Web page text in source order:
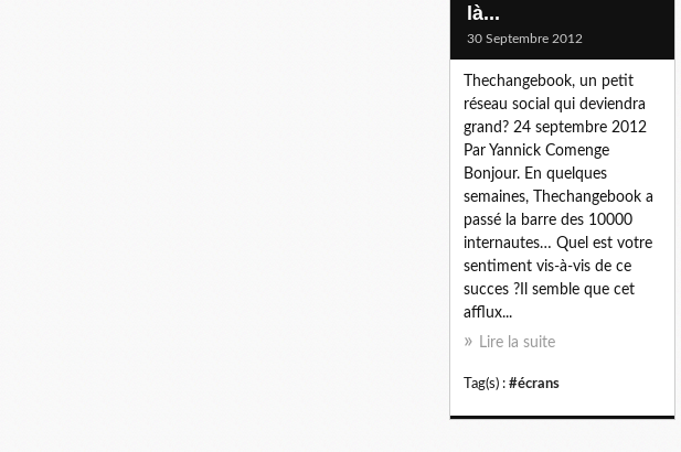
là...
30 Septembre 2012
Thechangebook, un petit
réseau social qui deviendra
grand? 24 septembre 2012
Par Yannick Comenge
Bonjour. En quelques
semaines, Thechangebook a
passé la barre des 10000
internautes… Quel est votre
sentiment vis-à-vis de ce
succes ?Il semble que cet
afflux...
Lire la suite
Tag(s) : #écrans